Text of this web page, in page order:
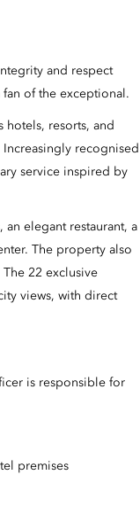
and respect
of the exceptional.
hotels, resorts, and
recognised
service inspired by
elegant restaurant, a
The property also
22 exclusive
views, with direct
is responsible for
premises